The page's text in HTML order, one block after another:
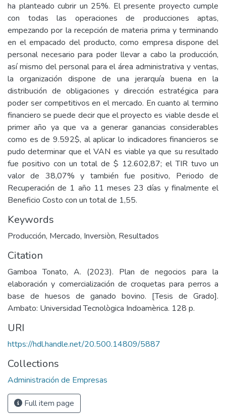
ha planteado cubrir un 25%. El presente proyecto cumple
con todas las operaciones de producciones aptas,
empezando por la recepción de materia prima y terminando
en el empacado del producto, como empresa dispone del
personal necesario para poder llevar a cabo la producción,
así mismo del personal para el área administrativa y ventas,
la organización dispone de una jerarquía buena en la
distribución de obligaciones y dirección estratégica para
poder ser competitivos en el mercado. En cuanto al termino
financiero se puede decir que el proyecto es viable desde el
primer año ya que va a generar ganancias considerables
como es de 9.592$, al aplicar lo indicadores financieros se
pudo determinar que el VAN es viable ya que su resultado
fue positivo con un total de $ 12.602,87; el TIR tuvo un
valor de 38,07% y también fue positivo, Periodo de
Recuperación de 1 año 11 meses 23 días y finalmente el
Beneficio Costo con un total de 1,55.
Keywords
Producción, Mercado, Inversiòn, Resultados
Citation
Gamboa Tonato, A. (2023). Plan de negocios para la
elaboración y comercialización de croquetas para perros a
base de huesos de ganado bovino. [Tesis de Grado].
Ambato: Universidad Tecnològica Indoamèrica. 128 p.
URI
https://hdl.handle.net/20.500.14809/5887
Collections
Administración de Empresas
Full item page